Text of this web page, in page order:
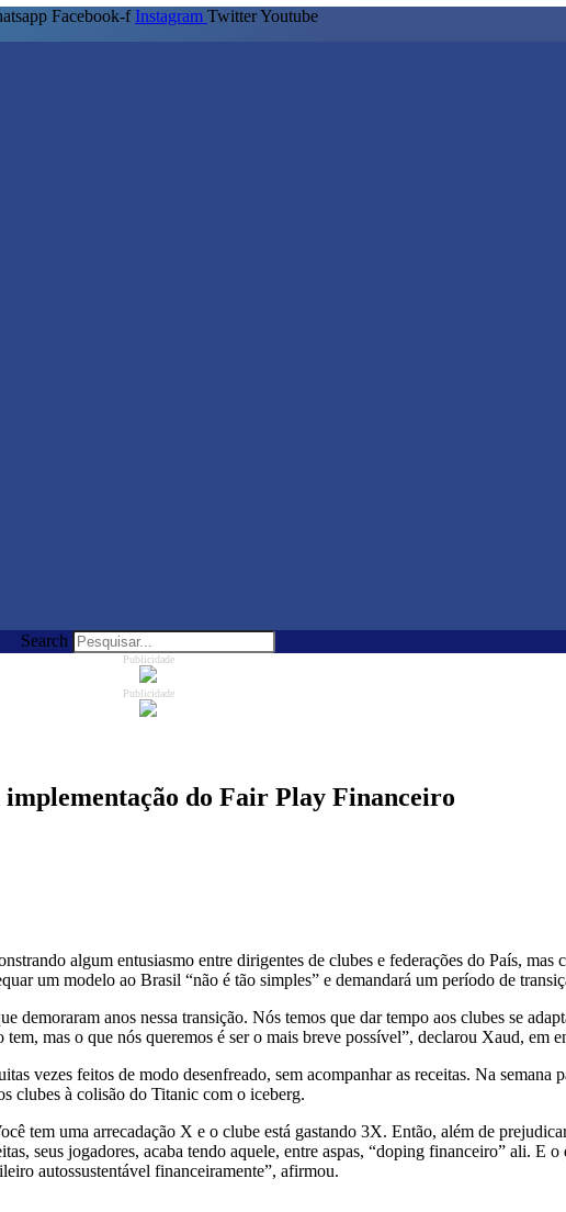
Facebook-f Instagram TwitterYoutube
Search
Publicidade
Publicidade
implementação do Fair Play Financeiro
algum entusiasmo entre dirigentes de clubes e federações do País, mas
um modelo ao Brasil “não é tão simples” e demandará um período de
demoraram anos nessa transição. Nós temos que dar tempo aos clubes se
mas o que nós queremos é ser o mais breve possível”, declarou Xaud, em
vezes feitos de modo desenfreado, sem acompanhar as receitas. Na semana
clubes à colisão do Titanic com o iceberg.
tem uma arrecadação X e o clube está gastando 3X. Então, além de
seus jogadores, acaba tendo aquele, entre aspas, “doping financeiro” ali. E
autossustentável financeiramente”, afirmou.